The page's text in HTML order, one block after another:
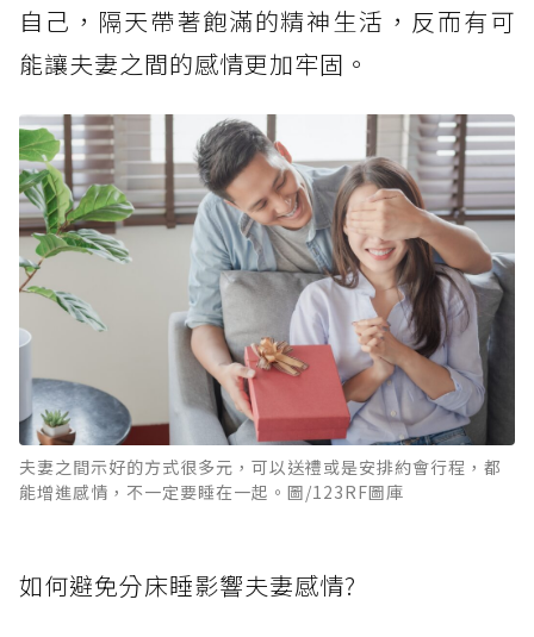
自己，隔天帶著飽滿的精神生活，反而有可
能讓夫妻之間的感情更加牢固。
夫妻之間示好的方式很多元，可以送禮或是安排約會行程，都
能增進感情，不一定要睡在一起。圖/123RF圖庫
如何避免分床睡影響夫妻感情?